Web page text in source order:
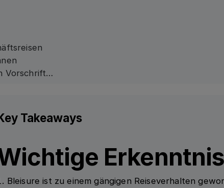
Vorschriften
Takeaways
Bleisure ist zu einem gängigen Reiseverhalten